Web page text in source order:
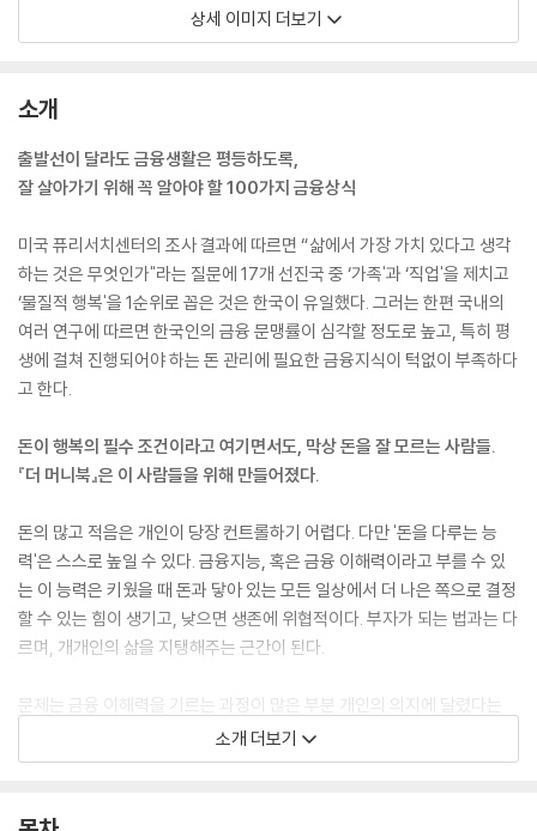
상세 이미지 더보기
소개
출발선이 달라도 금융생활은 평등하도록,
잘 살아가기 위해 꼭 알아야 할 100가지 금융상식
미국 퓨리서치센터의 조사 결과에 따르면 “삶에서 가장 가치 있다고 생각
하는 것은 무엇인가"라는 질문에 17개 선진국 중 ‘가족'과 ‘직업'을 제치고
‘물질적 행복'을 1순위로 꼽은 것은 한국이 유일했다. 그러는 한편 국내의
여러 연구에 따르면 한국인의 금융 문맹률이 심각할 정도로 높고, 특히 평
생에 걸쳐 진행되어야 하는 돈 관리에 필요한 금융지식이 턱없이 부족하다
고 한다.
돈이 행복의 필수 조건이라고 여기면서도, 막상 돈을 잘 모르는 사람들.
『더 머니북』은 이 사람들을 위해 만들어졌다.
돈의 많고 적음은 개인이 당장 컨트롤하기 어렵다. 다만 '돈을 다루는 능
력'은 스스로 높일 수 있다. 금융지능, 혹은 금융 이해력이라고 부를 수 있
는 이 능력은 키웠을 때 돈과 닿아 있는 모든 일상에서 더 나은 쪽으로 결정
할 수 있는 힘이 생기고, 낮으면 생존에 위협적이다. 부자가 되는 법과는 다
르며, 개개인의 삶을 지탱해주는 근간이 된다.
문제는 금융 이해력을 기르는 과정이 많은 부분 개인의 의지에 달렸다는
점이다. 각자 처한 환경과 정보 비대칭 속에서 알음알음 이뤄지다 보니 공
통적으로 알고 있어야 하는 수준을 가늠하기 어렵다는 것 또한 우리 모두
존에 필수인 ‘돈’에 관해 꼭 필요한 정보를 얻는 곳이 되기 위해 애쓰고 있
소개 더보기